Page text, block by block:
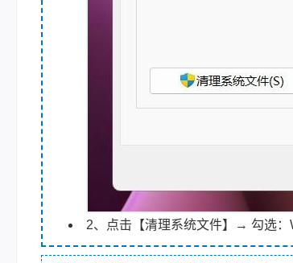
2、点击【清理系统文件】→ 勾选